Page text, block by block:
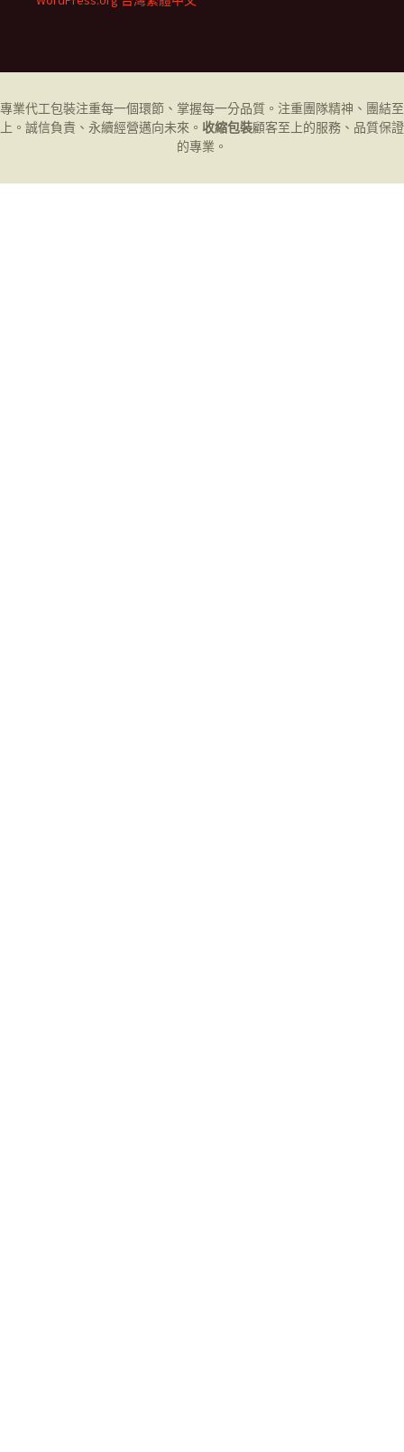
專業代工包裝注重每一個環節、掌握每一分品質。注重團隊精神、團結至
上。誠信負責、永續經營邁向未來。 收縮包裝顧客至上的服務、品質保證
的專業。